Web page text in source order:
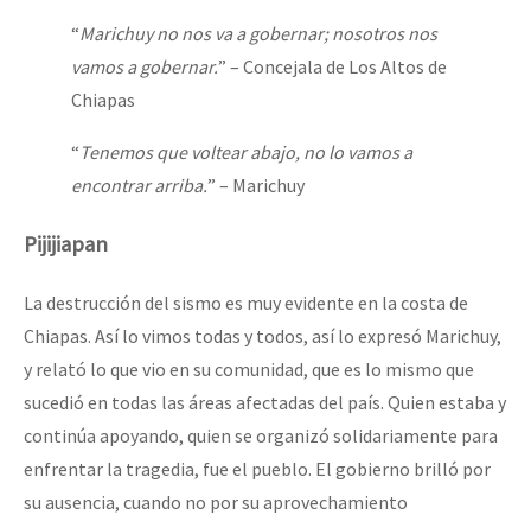
“Marichuy no nos va a gobernar; nosotros nos
vamos a gobernar.” – Concejala de Los Altos de
Chiapas
“ Tenemos que voltear abajo, no lo vamos a
encontrar arriba.” – Marichuy
Pijijiapan
La destrucción del sismo es muy evidente en la costa de
Chiapas. Así lo vimos todas y todos, así lo expresó Marichuy,
y relató lo que vio en su comunidad, que es lo mismo que
sucedió en todas las áreas afectadas del país. Quien estaba y
continúa apoyando, quien se organizó solidariamente para
enfrentar la tragedia, fue el pueblo. El gobierno brilló por
su ausencia, cuando no por su aprovechamiento